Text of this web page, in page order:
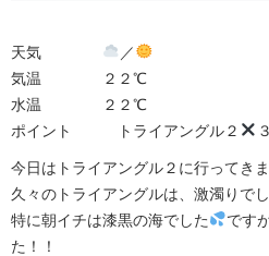
天気
／
気温 ２２℃
水温 ２２℃
ポイント トライアングル２
３
今日はトライアングル２に行ってきま
久々のトライアングルは、激濁りで
特に朝イチは漆黒の海でした
です
た！！